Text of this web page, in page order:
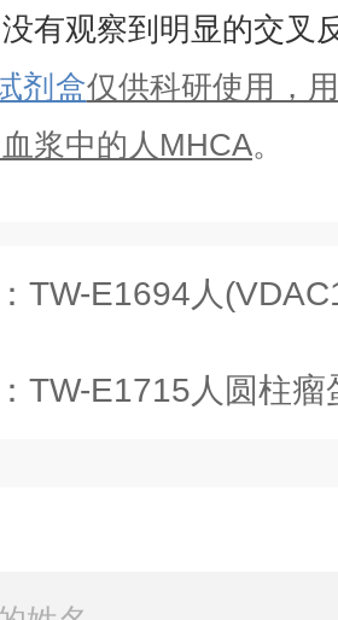
有观察到明显的交叉
剂盒仅供科研使用，
浆中的 人 MHCA。
TW-E1694人
TW-E1715人圆柱瘤蛋